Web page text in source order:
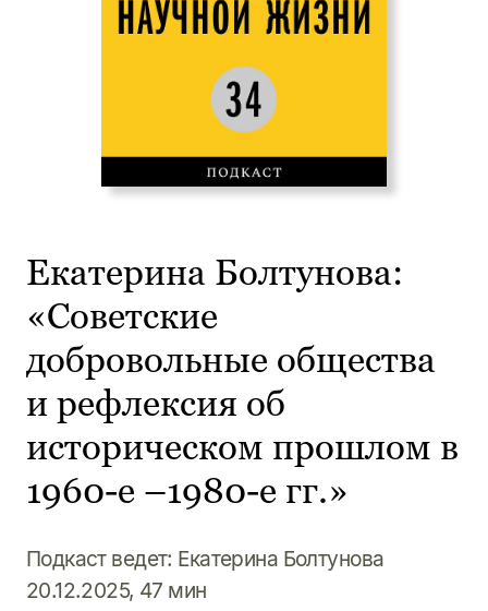
Екатерина Болтунова:
«Советские
добровольные общества
и рефлексия об
историческом прошлом в
1960-е –1980-е гг.»
Подкаст ведет: Екатерина Болтунова
20.12.2025, 47 мин